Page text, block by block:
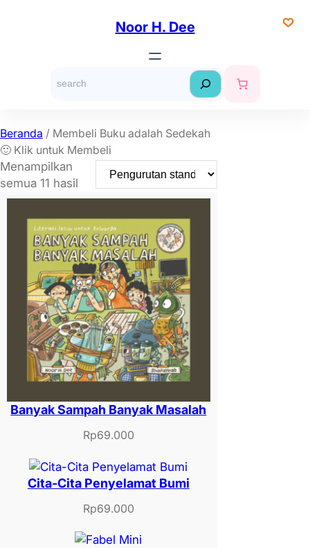
Noor H. Dee
r
c
h
Beranda / Membeli Buku adalah Sedekah
🙂 Klik untuk Membeli
Menampilkan
semua 11 hasil
Banyak Sampah Banyak Masalah
Rp69.000
Cita-Cita Penyelamat Bumi
Rp69.000